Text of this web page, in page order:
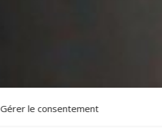
Gérer le consentement